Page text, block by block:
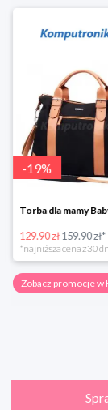
-19%
129.90 zł159.90 zł*
Zobacz promocje